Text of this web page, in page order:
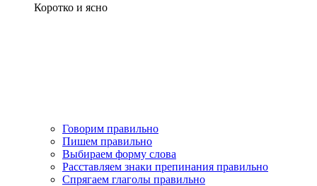
Коротко и ясно
Говорим правильно
Пишем правильно
Выбираем форму слова
Расставляем знаки препинания правильно
Спрягаем глаголы правильно